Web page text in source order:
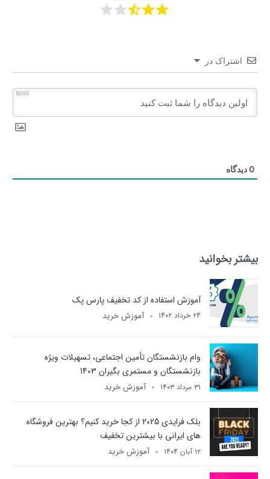
اشتراک در
5000
0دیدگاه
بیشتر بخوانید
آموزش استفاده از کد تخفیف پارس پک
۲۴ خرداد ۱۴۰۲ آموزش خرید
وام بازنشستگان تأمین اجتماعی، تسهیلات ویژه
بازنشستگان و مستمری بگیران 1403
۳۱ مرداد ۱۴۰۳ آموزش خرید
بلک فرایدی 2025 از کجا خرید کنیم؟ بهترین فروشگاه
های ایرانی با بیشترین تخفیف
۱۲ آبان ۱۴۰۴ آموزش خرید